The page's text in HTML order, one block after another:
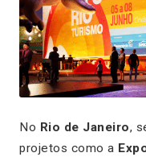
No Rio de Janeiro,
projetos como a